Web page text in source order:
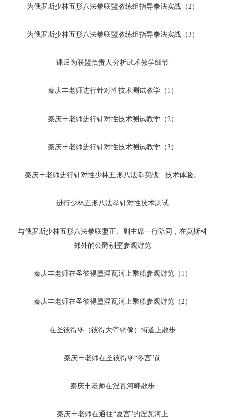
为俄罗斯少林五形八法拳联盟教练组指导拳法实战（2）
为俄罗斯少林五形八法拳联盟教练组指导拳法实战（3）
课后为联盟负责人分析武术教学细节
秦庆丰老师进行针对性技术测试教学（1）
秦庆丰老师进行针对性技术测试教学（2）
秦庆丰老师进行针对性技术测试教学（3）
秦庆丰老师进行针对性少林五形八法拳实战、技术体验。
进行少林五形八法拳针对性技术测试
与俄罗斯少林五形八法拳联盟正、副主席一行陪同，在莫斯科
郊外的公爵别墅参观游览
秦庆丰老师在圣彼得堡涅瓦河上乘船参观游览（1）
秦庆丰老师在圣彼得堡涅瓦河上乘船参观游览（2）
在圣彼得堡（彼得大帝铜像）街道上散步
秦庆丰老师在圣彼得堡“冬宫”前
秦庆丰老师在涅瓦河畔散步
秦庆丰老师在通往“夏宫”的涅瓦河上